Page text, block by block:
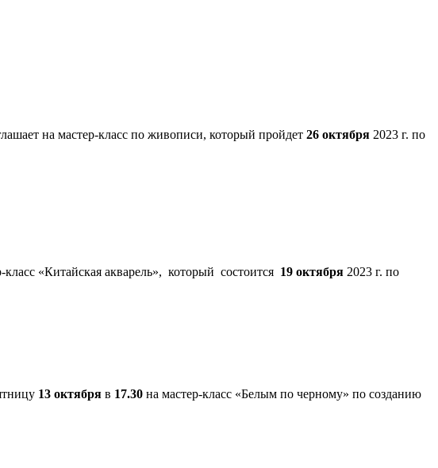
на мастер-класс по живописи, который пройдет 26 октября 2023 г. по
«Китайская акварель», который состоится 19 октября 2023 г. по
13 октября в 17.30 на мастер-класс «Белым по черному» по созданию